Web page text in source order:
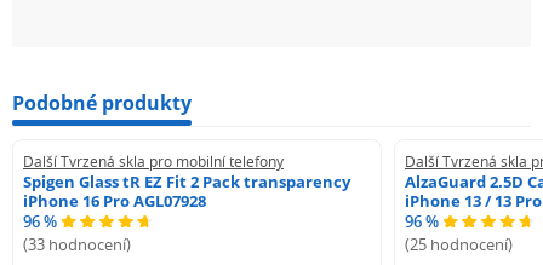
Podobné produkty
Další Tvrzená skla pro mobilní telefony
Spigen Glass tR EZ Fit 2 Pack transparency
iPhone 16 Pro AGL07928
96 %
(33 hodnocení)
Další Tvrzená skla
AlzaGuard 2.5D
iPhone 13 / 13 Pro
96 %
(25 hodnocení)